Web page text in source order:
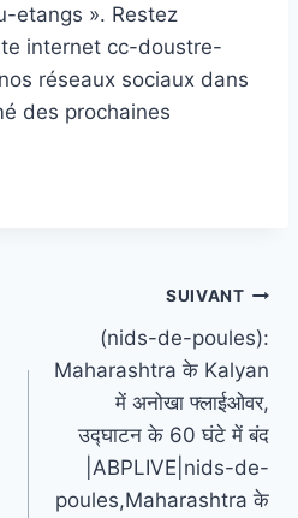
etangs ». Restez
internet cc-doustre-
réseaux sociaux dans
des prochaines
SUIVANT
(nids-de-poules):
Maharashtra के Kalyan
में अनोखा फ्लाईओवर,
उद्घाटन के 60 घंटे में बंद
|ABPLIVE|nids-de-
poules,Maharashtra के